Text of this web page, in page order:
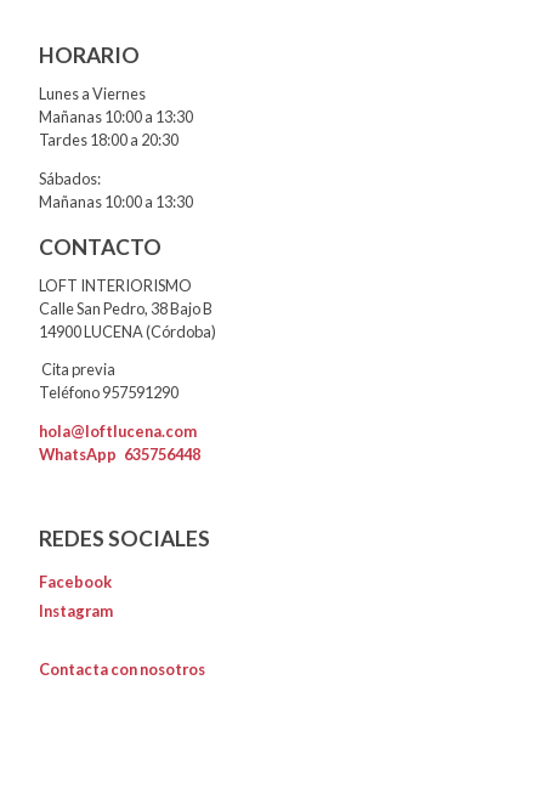
HORARIO
Lunes a Viernes
Mañanas 10:00 a 13:30
Tardes 18:00 a 20:30
Sábados:
Mañanas 10:00 a 13:30
CONTACTO
LOFT INTERIORISMO
Calle San Pedro, 38 Bajo B
14900 LUCENA (Córdoba)
Cita previa
Teléfono 957591290
hola@loftlucena.com
WhatsApp 635756448
REDES SOCIALES
Facebook
Instagram
Contacta con nosotros